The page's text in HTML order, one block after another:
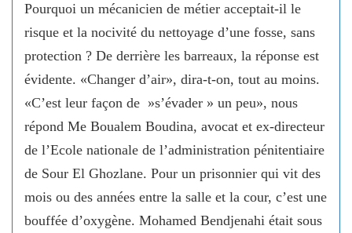
Pourquoi un mécanicien de métier acceptait-il le
risque et la nocivité du nettoyage d’une fosse, sans
protection ? De derrière les barreaux, la réponse est
évidente. «Changer d’air», dira-t-on, tout au moins.
«C’est leur façon de »s’évader » un peu», nous
répond Me Boualem Boudina, avocat et ex-directeur
de l’Ecole nationale de l’administration pénitentiaire
de Sour El Ghozlane. Pour un prisonnier qui vit des
mois ou des années entre la salle et la cour, c’est une
bouffée d’oxygène. Mohamed Bendjenahi était sous